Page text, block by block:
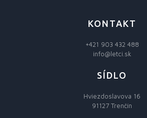
KONTAKT
+421 903 432 488
info@letci.sk
SÍDLO
Hviezdoslavova 16
91127 Trenčín